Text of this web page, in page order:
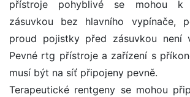
přístroje pohyblivé se mohou k
zásuvkou bez hlavního vypínače,
proud pojistky před zásuvkou není
Pevné rtg přístroje a zařízení s
musí být na síť připojeny pevně.
Terapeutické rentgeny se mohou